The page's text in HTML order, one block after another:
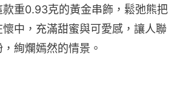
重0.93克的黃金串飾，鬆弛熊把
中，充滿甜蜜與可愛感，讓人聯
絢爛嫣然的情景。